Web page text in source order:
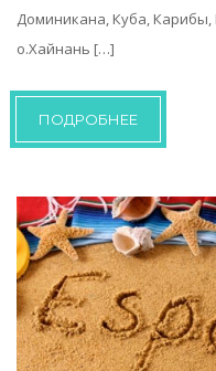
Доминикана, Куба,
о.Хайнань […]
ПОДРОБНЕЕ